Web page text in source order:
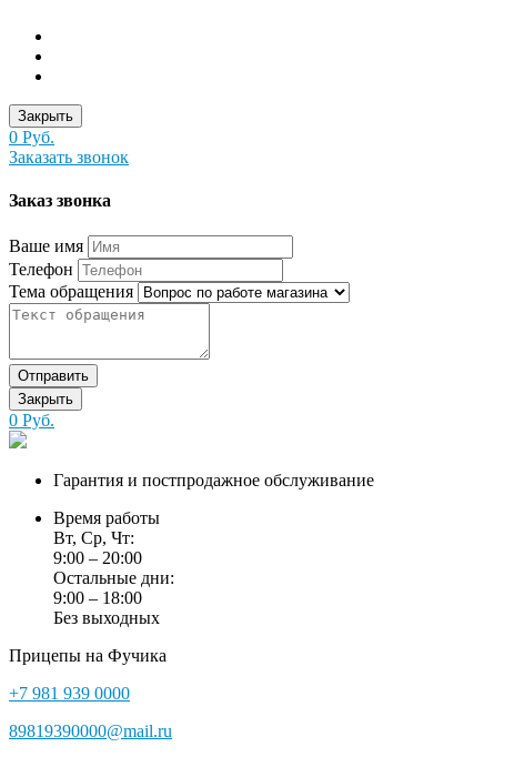
Закрыть
0 Руб.
Заказать звонок
Заказ звонка
Ваше имя
Телефон
Тема обращения
Отправить
Закрыть
0 Руб.
Гарантия и постпродажное обслуживание
Время работы
Вт, Ср, Чт:
9:00 – 20:00
Остальные дни:
9:00 – 18:00
Без выходных
Прицепы на Фучика
+7 981 939 0000
89819390000@mail.ru